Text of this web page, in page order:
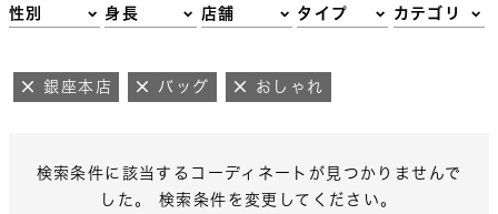
性別 身長 店舗 タイプ カテゴリ
銀座本店 バッグ おしゃれ
検索条件に該当するコーディネートが見つかりませんで
した。 検索条件を変更してください。